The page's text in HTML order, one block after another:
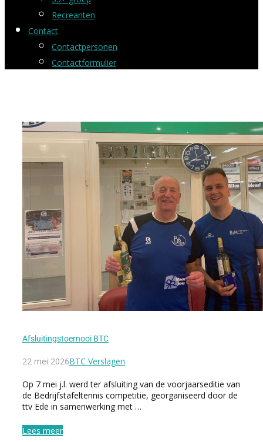
Recreanten
Contact
Contactpersonen
Contactformulier
Afsluitingstoernooi BTC
22 mei 2026BTC Verslagen
Op 7 mei j.l. werd ter afsluiting van de voorjaarseditie van
de Bedrijfstafeltennis competitie, georganiseerd door de
ttv Ede in samenwerking met …
Lees meer